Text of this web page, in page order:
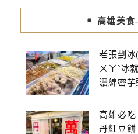
高雄美食
老張剉
ㄨㄚˋ冰
濃綿密芋
高雄必吃
丹紅豆餅